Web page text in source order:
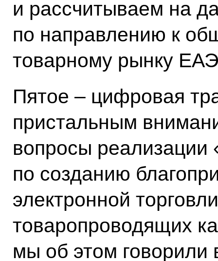
и рассчитываем на
по направлению к
товарному рынку
Пятое – цифровая
пристальным
вопросы реализации
по созданию
электронной
товаропроводящих
мы об этом говорили